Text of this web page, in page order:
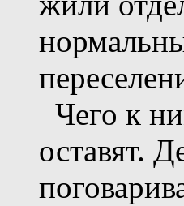
Чего к
оставят.